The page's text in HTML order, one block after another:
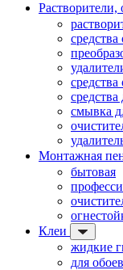
Растворители,
средства
средства
смывка
Монтажная
бытовая
Клеи
жидкие
для обоев